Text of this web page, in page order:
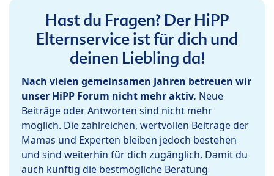
Hast du Fragen? Der HiPP
Elternservice ist für dich und
deinen Liebling da!
Nach vielen gemeinsamen Jahren betreuen wir
unser HiPP Forum nicht mehr aktiv. Neue
Beiträge oder Antworten sind nicht mehr
möglich. Die zahlreichen, wertvollen Beiträge der
Mamas und Experten bleiben jedoch bestehen
und sind weiterhin für dich zugänglich. Damit du
auch künftig die bestmögliche Beratung